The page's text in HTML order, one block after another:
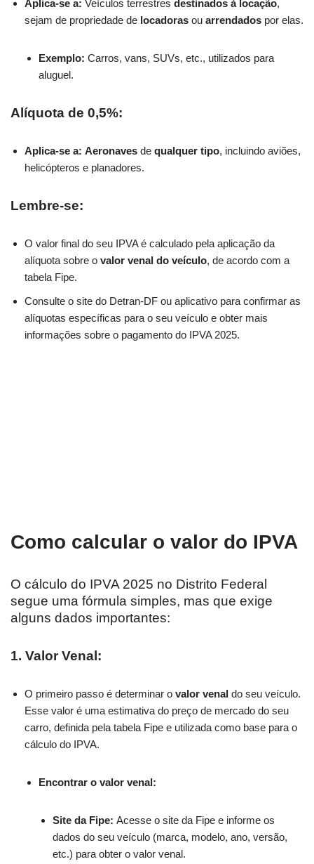
Aplica-se a: Veículos terrestres destinados à locação,
sejam de propriedade de locadoras ou arrendados por elas.
Exemplo: Carros, vans, SUVs, etc., utilizados para
aluguel.
Alíquota de 0,5%:
Aplica-se a: Aeronaves de qualquer tipo, incluindo aviões,
helicópteros e planadores.
Lembre-se:
O valor final do seu IPVA é calculado pela aplicação da
alíquota sobre o valor venal do veículo, de acordo com a
tabela Fipe.
Consulte o site do Detran-DF ou aplicativo para confirmar as
alíquotas específicas para o seu veículo e obter mais
informações sobre o pagamento do IPVA 2025.
Como calcular o valor do IPVA
O cálculo do IPVA 2025 no Distrito Federal
segue uma fórmula simples, mas que exige
alguns dados importantes:
1. Valor Venal:
O primeiro passo é determinar o valor venal do seu veículo.
Esse valor é uma estimativa do preço de mercado do seu
carro, definida pela tabela Fipe e utilizada como base para o
cálculo do IPVA.
Encontrar o valor venal:
Site da Fipe: Acesse o site da Fipe e informe os
dados do seu veículo (marca, modelo, ano, versão,
etc.) para obter o valor venal.